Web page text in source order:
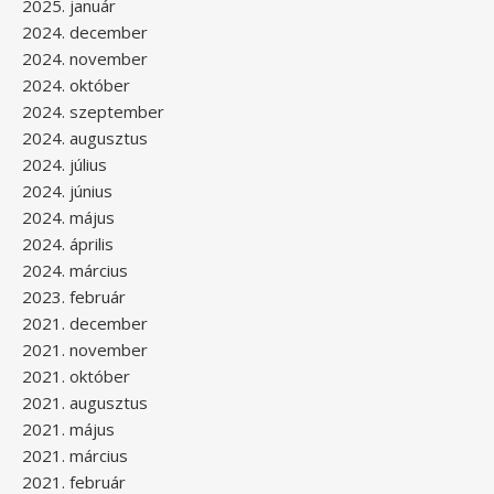
2025. január
2024. december
2024. november
2024. október
2024. szeptember
2024. augusztus
2024. július
2024. június
2024. május
2024. április
2024. március
2023. február
2021. december
2021. november
2021. október
2021. augusztus
2021. május
2021. március
2021. február